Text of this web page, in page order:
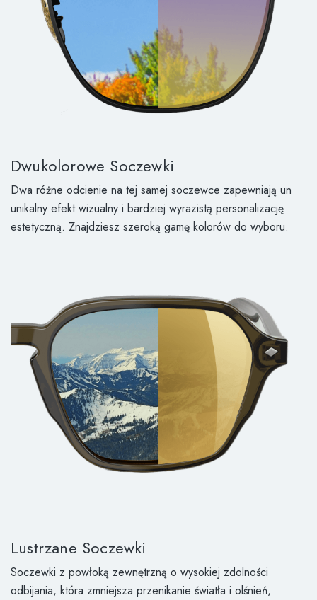
Dwukolorowe Soczewki
Dwa różne odcienie na tej samej soczewce zapewniają un
unikalny efekt wizualny i bardziej wyrazistą personalizację
estetyczną. Znajdziesz szeroką gamę kolorów do wyboru.
Lustrzane Soczewki
Soczewki z powłoką zewnętrzną o wysokiej zdolności
odbijania, która zmniejsza przenikanie światła i olśnień,